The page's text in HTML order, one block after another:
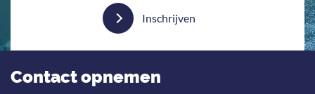
Inschrijven
Contact opnemen